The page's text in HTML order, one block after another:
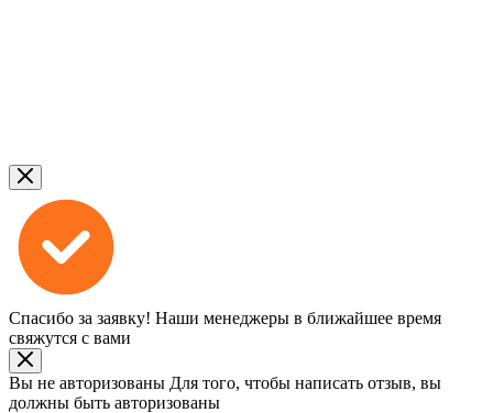
Спасибо за заявку! Наши менеджеры в ближайшее время
свяжутся с вами
Вы не авторизованы Для того, чтобы написать отзыв, вы
должны быть авторизованы